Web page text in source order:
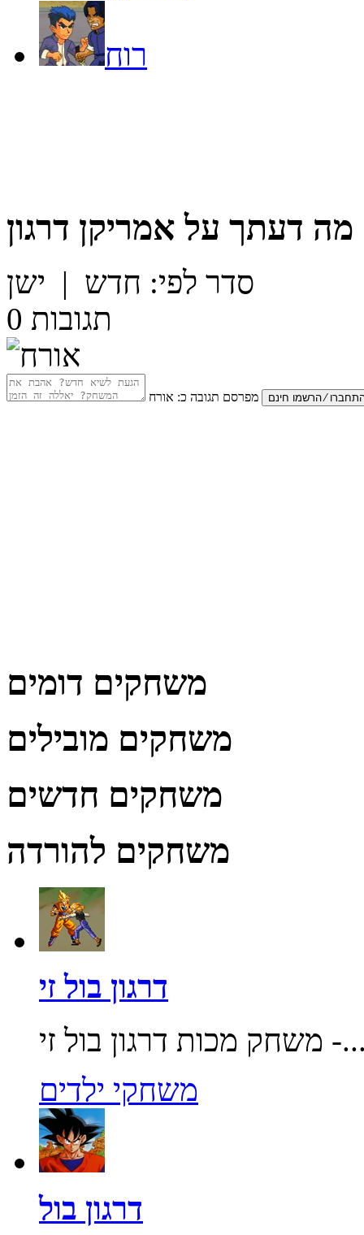
רוח
מה דעתך על אמריקן דרגון
סדר לפי: חדש | ישן
0 תגובות
מפרסם תגובה כ: אורח
משחקים דומים
משחקים מובילים
משחקים חדשים
משחקים להורדה
דרגון בול זי
דרגון בול זי -...
משחקי ילדים
דרגון בול